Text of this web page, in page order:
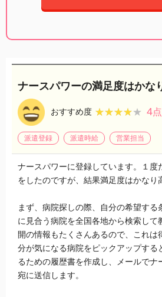
ナースパワーの満足度はかな
おすすめ度 ★★★★★
★★★★★ 4点
派遣登録 派遣時給 営業担当
ナースパワーに登録しています。１度
をしたのですが、結果満足度はかなり
まず、病院探しの際、自分の希望する
に見合う病院を全国各地から検索して
開の情報もたくさんあるので、これは
分が気になる病院をピックアップする
るための履歴書を作成し、メールでナ
宛に送信します。